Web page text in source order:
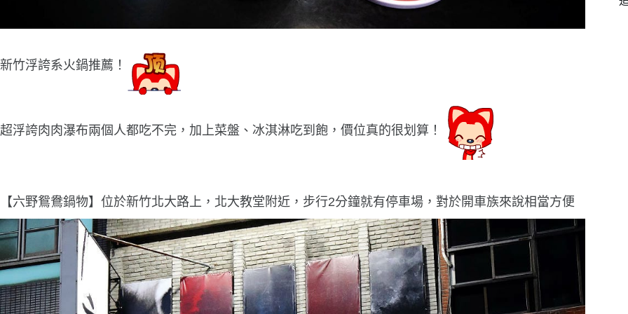
新竹浮誇系火鍋推薦！
超浮誇肉肉瀑布兩個人都吃不完，加上菜盤、冰淇淋吃到飽，價位真的很划算！
【六野鴛鴦鍋物】位於新竹北大路上，北大教堂附近，步行2分鐘就有停車場，對於開車族來說相當方便